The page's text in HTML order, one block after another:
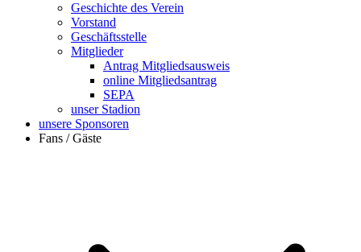
Geschichte des Verein
Vorstand
Geschäftsstelle
Mitglieder
Antrag Mitgliedsausweis
online Mitgliedsantrag
SEPA
unser Stadion
unsere Sponsoren
Fans / Gäste